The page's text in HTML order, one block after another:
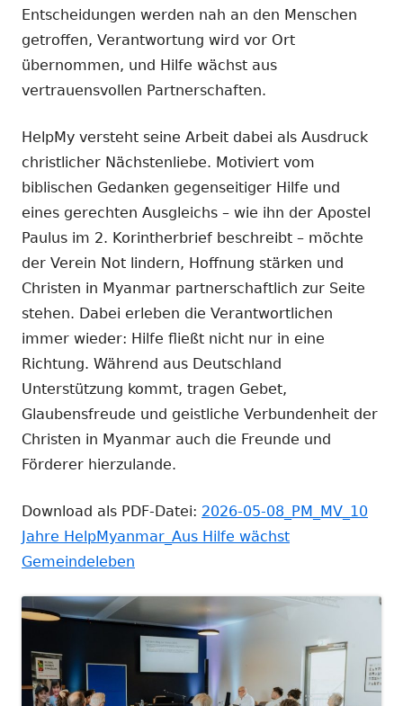
Entscheidungen werden nah an den Menschen
getroffen, Verantwortung wird vor Ort
übernommen, und Hilfe wächst aus
vertrauensvollen Partnerschaften.
HelpMy versteht seine Arbeit dabei als Ausdruck
christlicher Nächstenliebe. Motiviert vom
biblischen Gedanken gegenseitiger Hilfe und
eines gerechten Ausgleichs – wie ihn der Apostel
Paulus im 2. Korintherbrief beschreibt – möchte
der Verein Not lindern, Hoffnung stärken und
Christen in Myanmar partnerschaftlich zur Seite
stehen. Dabei erleben die Verantwortlichen
immer wieder: Hilfe fließt nicht nur in eine
Richtung. Während aus Deutschland
Unterstützung kommt, tragen Gebet,
Glaubensfreude und geistliche Verbundenheit der
Christen in Myanmar auch die Freunde und
Förderer hierzulande.
Download als PDF-Datei: 2026-05-08_PM_MV_10
Jahre HelpMyanmar_Aus Hilfe wächst
Gemeindeleben